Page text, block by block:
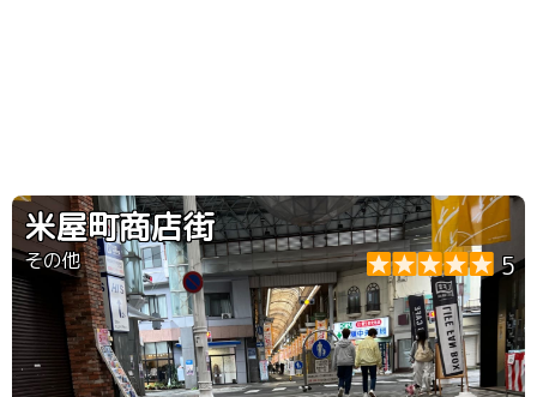
米屋町商店街
その他 5